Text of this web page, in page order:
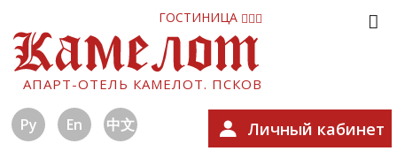
ГОСТИНИЦА
АПАРТ-ОТЕЛЬ КАМЕЛОТ. ПСКОВ
Ру En 中文 Личный кабинет